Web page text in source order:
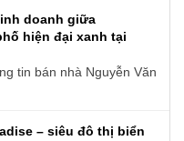
doanh giữa
hiện đại xanh tại
tin bán nhà Nguyễn Văn
– siêu đô thị biển